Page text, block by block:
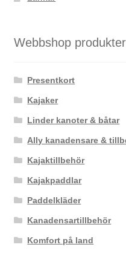
Webbshop
Presentkort
Kajaker
Linder kanoter & båtar
Ally kanadensare &
Kajaktillbehör
Kajakpaddlar
Paddelkläder
Kanadensartillbehör
Komfort på land